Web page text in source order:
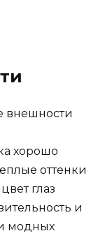
хорошо
оттенки
глаз
и
модных